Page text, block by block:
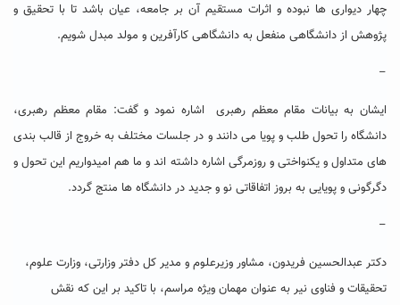
چهار دیواری ها نبوده و اثرات مستقیم آن بر جامعه، عیان باشد تا با تحقیق و
پژوهش از دانشگاهی منفعل به دانشگاهی کارآفرین و مولد مبدل شویم.
–
ایشان به بیانات مقام معظم رهبری اشاره نمود و گفت: مقام معظم رهبری،
دانشگاه را تحول طلب و پویا می دانند و در جلسات مختلف به خروج از قالب بندی
های متداول و یکنواختی و روزمرگی اشاره داشته اند و ما هم امیدواریم این تحول و
دگرگونی و پویایی به بروز اتفاقاتی نو و جدید در دانشگاه ها منتج گردد.
–
دکتر عبدالحسین فریدون، مشاور وزیرعلوم و مدیر کل دفتر وزارتی، وزارت علوم،
تحقیقات و فناوی نیر به عنوان مهمان ویژه مراسم، با تاکید بر این‌ که نقش